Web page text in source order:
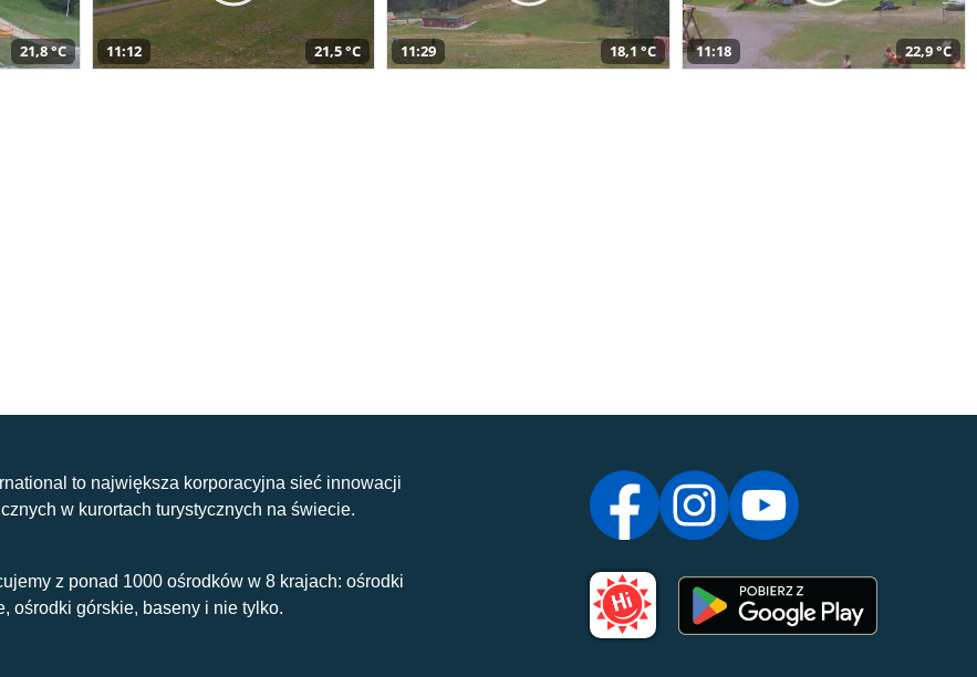
21,8 °C 11:12 21,5 °C 11:29 18,1 °C 11:18 22,9 °C
to największa korporacyjna sieć innowacji
w kurortach turystycznych na świecie.
z ponad 1000 ośrodków w 8 krajach: ośrodki
ośrodki górskie, baseny i nie tylko.